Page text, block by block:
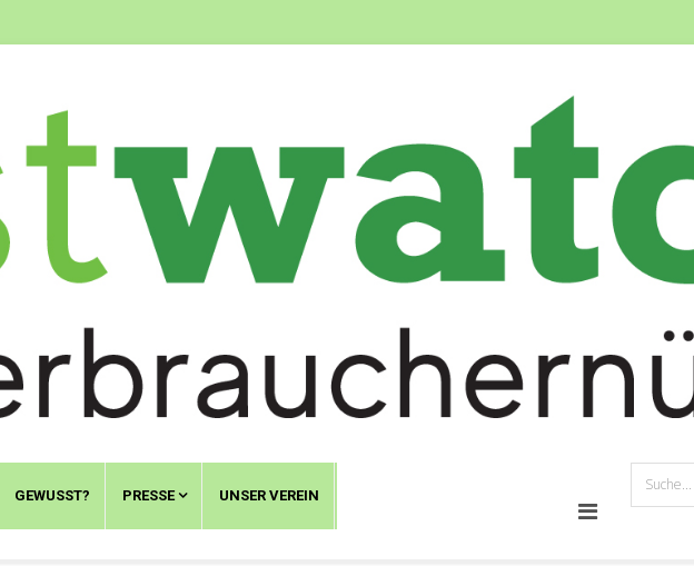
GEWUSST? PRESSE UNSER VEREIN